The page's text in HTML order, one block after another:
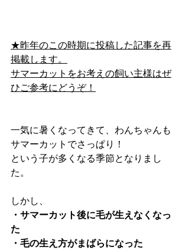
★昨年のこの時期に投稿した記事を再
掲載します。
サマーカットをお考えの飼い主様はぜ
ひご参考にどうぞ！
一気に暑くなってきて、わんちゃんも
サマーカットでさっぱり！
という子が多くなる季節となりまし
た。
しかし、
・サマーカット後に毛が生えなくなっ
た
・毛の生え方がまばらになった